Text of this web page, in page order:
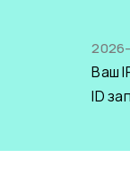
Ваш
ID